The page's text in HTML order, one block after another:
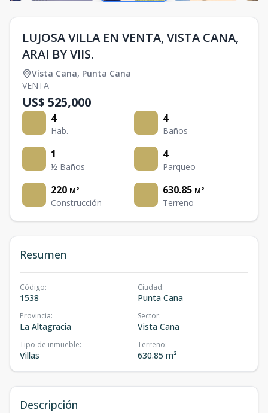
LUJOSA VILLA EN VENTA, VISTA CANA,
ARAI BY VIIS.
Vista Cana, Punta Cana
VENTA
US$ 525,000
4
Hab.
4
Baños
1
½ Baños
4
Parqueo
220 M²
Construcción
630.85 M²
Terreno
Resumen
Código:
1538
Ciudad:
Punta Cana
Provincia:
La Altagracia
Sector:
Vista Cana
Tipo de inmueble:
Villas
Terreno:
630.85 m²
Descripción